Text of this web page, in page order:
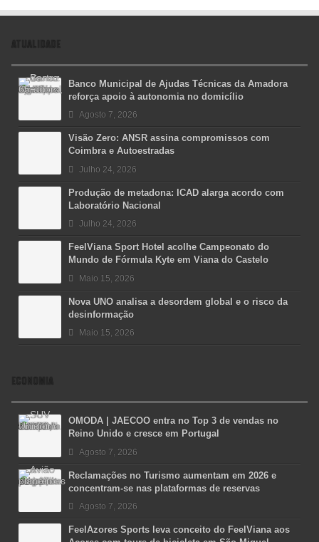
ATUALIDADE
Banco Municipal de Ajudas Técnicas da Amadora
reforça apoio à autonomia no domicílio
Agosto 7, 2026
Visão Zero: ANSR assina compromissos com
Coimbra e Autoestradas
Julho 24, 2026
Produção de metadona: ICAD alarga acordo com
Laboratório Nacional
Julho 24, 2026
FeelViana Sport Hotel acolhe Campeonato do
Mundo de Fórmula Kyte em Viana do Castelo
Maio 15, 2026
Nova UNO analisa a desordem global e o risco da
desinformação
Maio 15, 2026
ECONOMIA
OMODA | JAECOO entra no Top 3 de vendas no
Reino Unido e cresce em Portugal
Agosto 7, 2026
Reclamações no Turismo aumentam em 2026 e
concentram-se nas plataformas de reservas
Agosto 7, 2026
FeelAzores Sports leva conceito do FeelViana aos